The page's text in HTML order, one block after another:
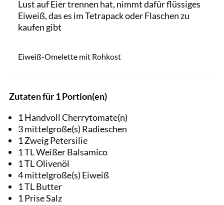
Lust auf Eier trennen hat, nimmt dafür flüssiges
Eiweiß, das es im Tetrapack oder Flaschen zu
kaufen gibt
Eiweiß-Omelette mit Rohkost
Zutaten für 1 Portion(en)
1 Handvoll Cherrytomate(n)
3 mittelgroße(s) Radieschen
1 Zweig Petersilie
1 TL Weißer Balsamico
1 TL Olivenöl
4 mittelgroße(s) Eiweiß
1 TL Butter
1 Prise Salz